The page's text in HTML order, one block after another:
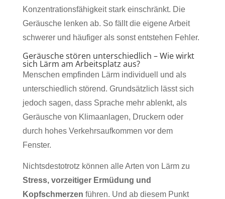
Konzentrationsfähigkeit stark einschränkt. Die
Geräusche lenken ab. So fällt die eigene Arbeit
schwerer und häufiger als sonst entstehen Fehler.
Geräusche stören unterschiedlich – Wie wirkt
sich Lärm am Arbeitsplatz aus?
Menschen empfinden Lärm individuell und als
unterschiedlich störend. Grundsätzlich lässt sich
jedoch sagen, dass Sprache mehr ablenkt, als
Geräusche von Klimaanlagen, Druckern oder
durch hohes Verkehrsaufkommen vor dem
Fenster.
Nichtsdestotrotz können alle Arten von Lärm zu
Stress, vorzeitiger Ermüdung und
Kopfschmerzen führen. Und ab diesem Punkt